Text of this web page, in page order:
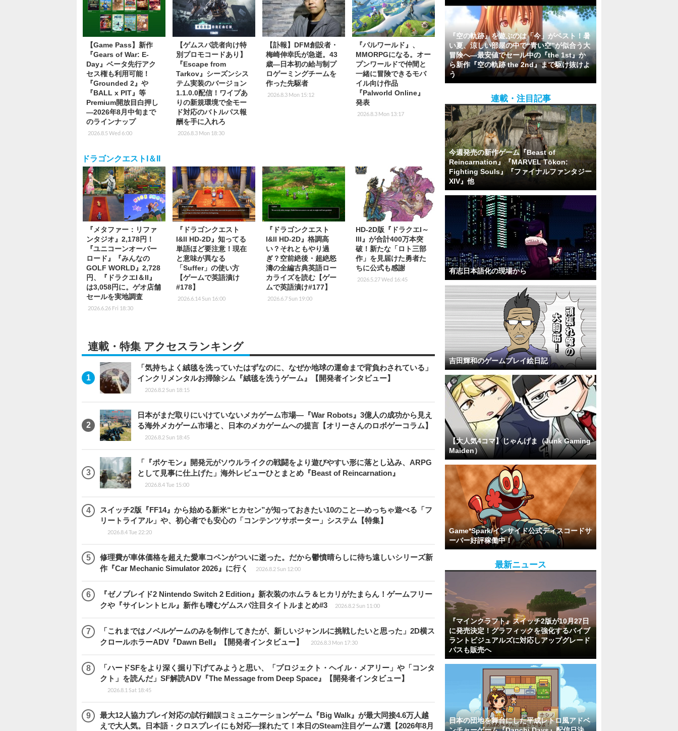
【Game Pass】新作
『Gears of War: E-
Day』ベータ先行アク
セス権も利用可能！
『Grounded 2』や
『BALL x PIT』等
Premium開放目白押し
―2026年8月中旬まで
のラインナップ
2026.8.5 Wed 6:00
【ゲムスパ読者向け特
別プロモコードあり】
『Escape from
Tarkov』シーズンシス
テム実装のバージョン
1.1.0.0配信！ワイプあ
りの新規環境で全モー
ド対応のバトルパス報
酬を手に入れろ
2026.8.3 Mon 18:30
【訃報】DFM創設者・
梅崎伸幸氏が急逝。43
歳―日本初の給与制プ
ロゲーミングチームを
作った先駆者
2026.8.3 Mon 15:12
『パルワールド』、
MMORPGになる。オー
プンワールドで仲間と
一緒に冒険できるモバ
イル向け作品
『Palworld Online』
発表
2026.8.3 Mon 13:17
ドラゴンクエストI＆II
『メタファー：リファ
ンタジオ』2,178円！
『ユニコーンオーバー
ロード』『みんなの
GOLF WORLD』2,728
円、『ドラクエI＆II』
は3,058円に。ゲオ店舗
セールを実地調査
2026.6.26 Fri 18:30
『ドラゴンクエスト
I&II HD-2D』知ってる
単語ほど要注意！現在
と意味が異なる
「Suffer」の使い方
【ゲームで英語漬け
#178】
2026.6.14 Sun 16:00
『ドラゴンクエスト
I&II HD-2D』格調高
い？それともやり過
ぎ？空前絶後・超絶怒
濤の全編古典英語ロー
カライズを読む【ゲー
ムで英語漬け#177】
2026.6.7 Sun 19:00
HD-2D版『ドラクエI～
III』が合計400万本突
破！新たな「ロト三部
作」を見届けた勇者た
ちに公式も感謝
2026.5.27 Wed 16:45
連載・特集 アクセスランキング
「気持ちよく絨毯を洗っていたはずなのに、なぜか地球の運命まで背負わされている」
インクリメンタルお掃除シム『絨毯を洗うゲーム』【開発者インタビュー】
2026.8.2 Sun 18:15
日本がまだ取りにいけていないメカゲーム市場―『War Robots』3億人の成功から見え
る海外メカゲーム市場と、日本のメカゲームへの提言【オリーさんのロボゲーコラム】
2026.8.2 Sun 18:45
「『ポケモン』開発元がソウルライクの戦闘をより遊びやすい形に落とし込み、ARPG
として見事に仕上げた」海外レビューひとまとめ『Beast of Reincarnation』
2026.8.4 Tue 15:00
スイッチ2版『FF14』から始める新米“ヒカセン”が知っておきたい10のこと―めっちゃ遊べる「フ
リートライアル」や、初心者でも安心の「コンテンツサポーター」システム【特集】
2026.8.4 Tue 22:20
修理費が車体価格を超えた愛車コペンがついに逝った。だから鬱憤晴らしに待ち遠しいシリーズ新
作『Car Mechanic Simulator 2026』に行く
2026.8.2 Sun 12:00
『ゼノブレイド2 Nintendo Switch 2 Edition』新衣装のホムラ＆ヒカリがたまらん！ゲームフリー
クや『サイレントヒル』新作も嗜むゲムスパ注目タイトルまとめ#3
2026.8.2 Sun 11:00
「これまではノベルゲームのみを制作してきたが、新しいジャンルに挑戦したいと思った」2D横ス
クロールホラーADV『Dawn Bell』【開発者インタビュー】
2026.8.3 Mon 17:30
「ハードSFをより深く掘り下げてみようと思い、「プロジェクト・ヘイル・メアリー」や「コンタ
クト」を読んだ」SF解読ADV『The Message from Deep Space』【開発者インタビュー】
2026.8.1 Sat 18:45
最大12人協力プレイ対応の試行錯誤コミュニケーションゲーム『Big Walk』が最大同接4.6万人越
えで大人気。日本語・クロスプレイにも対応―採れたて！本日のSteam注目ゲーム7選【2026年8月
『空の軌跡』を遊ぶのは「今」がベスト！暑
い夏、涼しい部屋の中で“青い空”が似合う大
冒険へ―最安値でセール中の『the 1st』か
ら新作『空の軌跡 the 2nd』まで駆け抜けよ
う
連載・注目記事
今週発売の新作ゲーム『Beast of
Reincarnation』『MARVEL Tōkon:
Fighting Souls』『ファイナルファンタジー
XIV』他
有志日本語化の現場から
吉田輝和のゲームプレイ絵日記
【大人気4コマ】じゃんげま（Junk Gaming
Maiden）
Game*Spark/インサイド公式ディスコードサ
ーバー好評稼働中！
最新ニュース
『マインクラフト』スイッチ2版が10月27日
に発売決定！グラフィックを強化するバイブ
ラントビジュアルズに対応しアップグレード
パスも販売へ
日本の団地を舞台にした平成レトロ風アドベ